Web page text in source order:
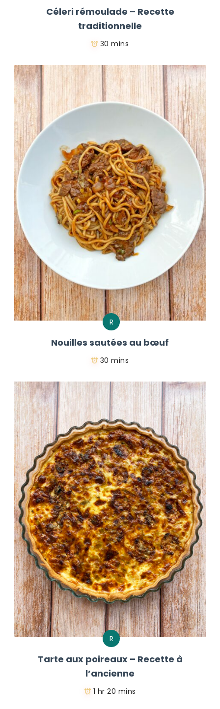
Céleri rémoulade – Recette
traditionnelle
30 mins
R
Nouilles sautées au bœuf
30 mins
R
Tarte aux poireaux – Recette à
l’ancienne
1 hr 20 mins